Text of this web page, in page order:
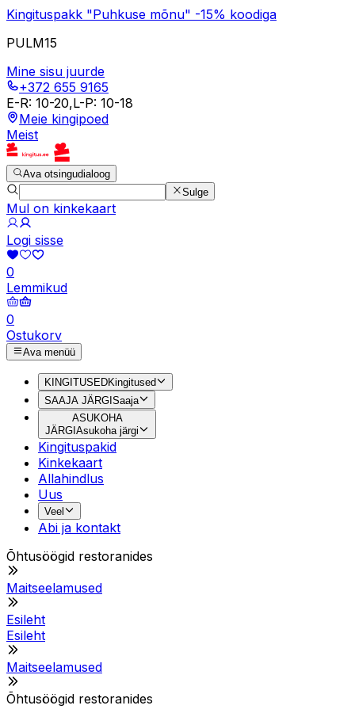
Kingituspakk "Puhkuse mõnu" -15% koodiga
PULM15
Mine sisu juurde
+372 655 9165
E-R: 10-20,L-P: 10-18
Meie kingipoed
Meist
Ava otsingudialoog
Sulge
Mul on kinkekaart
Logi sisse
0
Lemmikud
0
Ostukorv
Ava menüü
KINGITUSEDKingitused
SAAJA JÄRGISaaja
ASUKOHA
JÄRGI Asukoha järgi
Kingituspakid
Kinkekaart
Allahindlus
Uus
Veel
Abi ja kontakt
Õhtusöögid restoranides
Maitseelamused
Esileht
Esileht
Maitseelamused
Õhtusöögid restoranides